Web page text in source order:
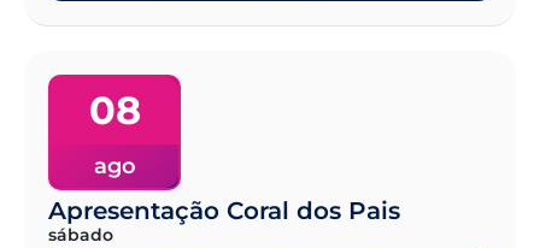
08
ago
Apresentação Coral dos Pais
sábado